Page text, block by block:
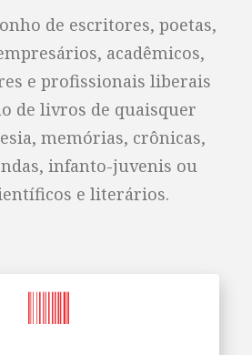
de escritores, poetas,
acadêmicos,
e profissionais liberais
de livros de quaisquer
memórias, crônicas,
infanto-juvenis ou
e literários.